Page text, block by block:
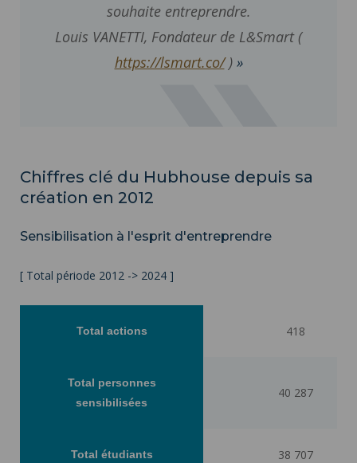
souhaite entreprendre.
Louis VANETTI, Fondateur de L&Smart (
https://lsmart.co/)
Chiffres clé du Hubhouse depuis sa
création en 2012
Sensibilisation à l'esprit d'entreprendre
[ Total période 2012 -> 2024 ]
Total actions 418
Total personnes
sensibilisées
40 287
Total étudiants 38 707